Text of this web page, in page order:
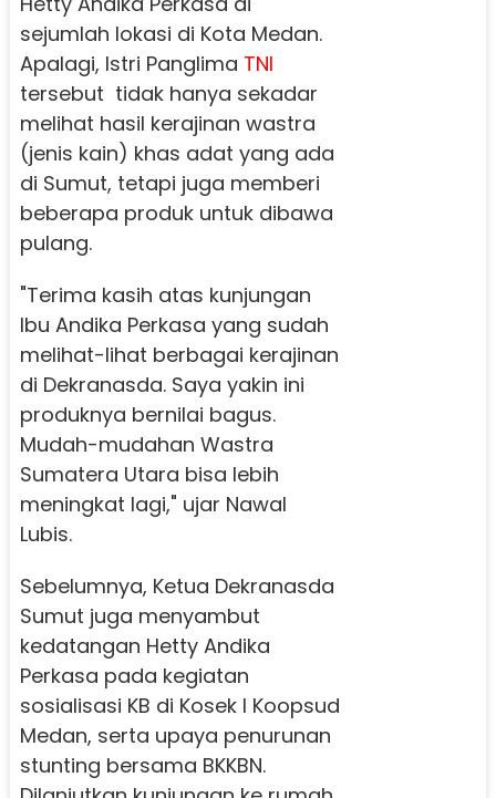
sejumlah lokasi di Kota Medan.
Apalagi, Istri Panglima TNI
tersebut tidak hanya sekadar
melihat hasil kerajinan wastra
(jenis kain) khas adat yang ada
di Sumut, tetapi juga memberi
beberapa produk untuk dibawa
pulang.
"Terima kasih atas kunjungan
Ibu Andika Perkasa yang sudah
melihat-lihat berbagai kerajinan
di Dekranasda. Saya yakin ini
produknya bernilai bagus.
Mudah-mudahan Wastra
Sumatera Utara bisa lebih
meningkat lagi," ujar Nawal
Lubis.
Sebelumnya, Ketua Dekranasda
Sumut juga menyambut
kedatangan Hetty Andika
Perkasa pada kegiatan
sosialisasi KB di Kosek I Koopsud
Medan, serta upaya penurunan
stunting bersama BKKBN.